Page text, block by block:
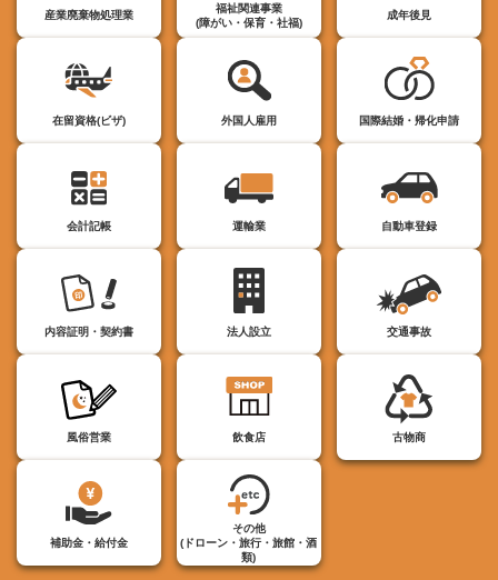
産業廃棄物処理業
福祉関連事業
(障がい・保育・社福)
成年後見
在留資格(ビザ) 外国人雇用 国際結婚・帰化申請
会計記帳 運輸業 自動車登録
内容証明・契約書 法人設立 交通事故
風俗営業 飲食店 古物商
補助金・給付金
その他
(ドローン・旅行・旅館・酒
類)